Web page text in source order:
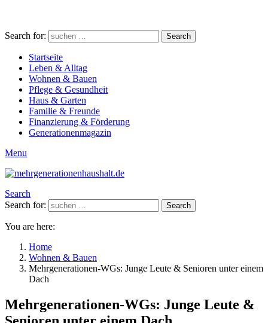
Search for: Search
Startseite
Leben & Alltag
Wohnen & Bauen
Pflege & Gesundheit
Haus & Garten
Familie & Freunde
Finanzierung & Förderung
Generationenmagazin
Menu
Search
Search for:
Search
You are here:
Home
Wohnen & Bauen
Mehrgenerationen-WGs: Junge Leute & Senioren unter einem
Dach
Mehrgenerationen-WGs: Junge Leute &